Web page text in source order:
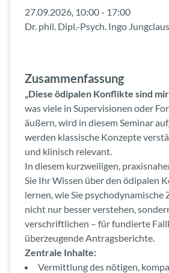
27.09.2026, 10:00 - 17:00
Dr. phil. Dipl.-Psych. Ingo
Zusammenfassung
„Diese ödipalen Konflikte sind
was viele in Supervisionen oder
äußern, wird in diesem Seminar
werden klassische Konzepte
und klinisch relevant.
In diesem kurzweiligen,
Sie Ihr Wissen über den ödipalen
lernen, wie Sie psychodynamische
nicht nur besser verstehen,
verschriftlichen – für fundierte
überzeugende Antragsberichte.
Zentrale Inhalte:
Vermittlung des nötigen,